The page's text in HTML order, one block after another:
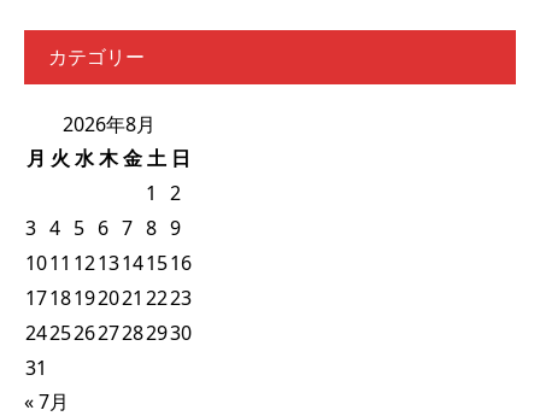
カテゴリー
2026年8月
月 火 水木金土 日
1
2
3 4 5 6 7 8 9
1011 1213141516
1718192021 2223
24252627282930
31
« 7月